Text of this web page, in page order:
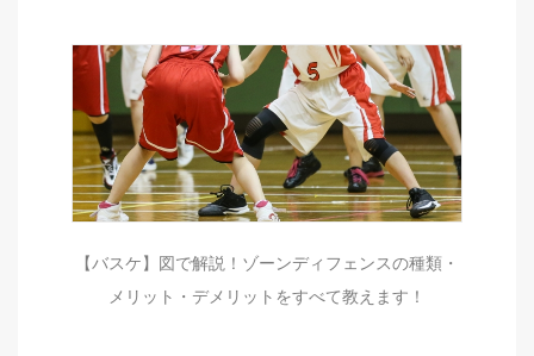
【バスケ】図で解説！ゾーンディフェンスの種類・
メリット・デメリットをすべて教えます！